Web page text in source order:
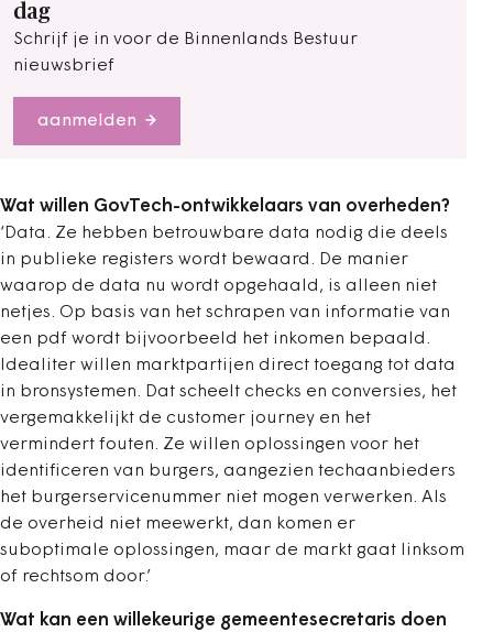
dag
Schrijf je in voor de Binnenlands Bestuur
nieuwsbrief
aanmelden
Wat willen GovTech-ontwikkelaars van overheden?
‘Data. Ze hebben betrouwbare data nodig die deels
in publieke registers wordt bewaard. De manier
waarop de data nu wordt opgehaald, is alleen niet
netjes. Op basis van het schrapen van informatie van
een pdf wordt bijvoorbeeld het inkomen bepaald.
Idealiter willen marktpartijen direct toegang tot data
in bronsystemen. Dat scheelt checks en conversies, het
vergemakkelijkt de customer journey en het
vermindert ­fouten. Ze willen oplossingen voor het
identificeren van burgers, aangezien techaanbieders
het burgerservicenummer niet mogen verwerken. Als
de overheid niet meewerkt, dan komen er
suboptimale oplossingen, maar de markt gaat linksom
of rechtsom door.’
Wat kan een willekeurige gemeente­secretaris doen